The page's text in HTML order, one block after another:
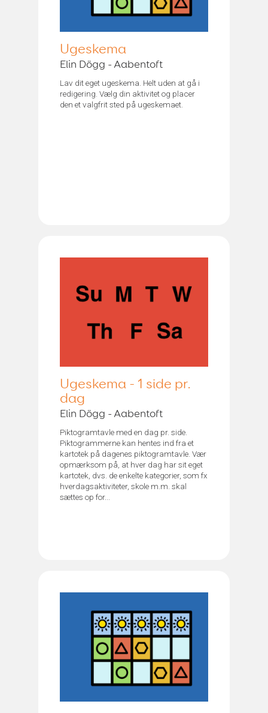
Ugeskema
Elin Dögg - Aabentoft
Lav dit eget ugeskema. Helt uden at gå i
redigering. Vælg din aktivitet og placer
den et valgfrit sted på ugeskemaet.
Ugeskema - 1 side pr.
dag
Elin Dögg - Aabentoft
Piktogramtavle med en dag pr. side.
Piktogrammerne kan hentes ind fra et
kartotek på dagenes piktogramtavle. Vær
opmærksom på, at hver dag har sit eget
kartotek, dvs. de enkelte kategorier, som fx
hverdagsaktiviteter, skole m.m. skal
sættes op for...